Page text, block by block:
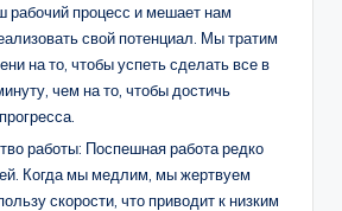
рабочий процесс и мешает нам
свой потенциал. Мы тратим
на то, чтобы успеть сделать все в
чем на то, чтобы достичь
работы: Поспешная работа редко
Когда мы медлим, мы жертвуем
скорости, что приводит к низким